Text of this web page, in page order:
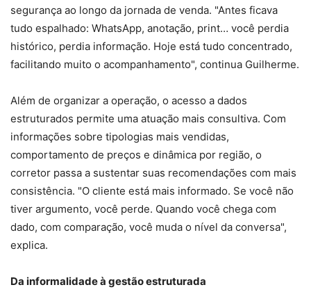
segurança ao longo da jornada de venda. "Antes ficava
tudo espalhado: WhatsApp, anotação, print… você perdia
histórico, perdia informação. Hoje está tudo concentrado,
facilitando muito o acompanhamento", continua Guilherme.
Além de organizar a operação, o acesso a dados
estruturados permite uma atuação mais consultiva. Com
informações sobre tipologias mais vendidas,
comportamento de preços e dinâmica por região, o
corretor passa a sustentar suas recomendações com mais
consistência. "O cliente está mais informado. Se você não
tiver argumento, você perde. Quando você chega com
dado, com comparação, você muda o nível da conversa",
explica.
Da informalidade à gestão estruturada